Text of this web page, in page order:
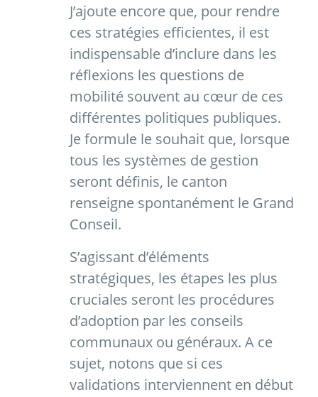
J’ajoute encore que, pour rendre
ces stratégies efficientes, il est
indispensable d’inclure dans les
réflexions les questions de
mobilité souvent au cœur de ces
différentes politiques publiques.
Je formule le souhait que, lorsque
tous les systèmes de gestion
seront définis, le canton
renseigne spontanément le Grand
Conseil.
S’agissant d’éléments
stratégiques, les étapes les plus
cruciales seront les procédures
d’adoption par les conseils
communaux ou généraux. A ce
sujet, notons que si ces
validations interviennent en début